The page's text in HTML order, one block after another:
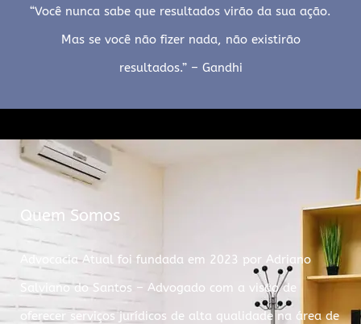
“Você nunca sabe que resultados virão da sua ação.
Mas se você não fizer nada, não existirão
resultados.” – Gandhi
Quem Somos
Advocacia Atual foi fundada em 2023 por Adriano
Salviano do Santos – Advogado com a visão de
oferecer serviços jurídicos de alta qualidade na área de